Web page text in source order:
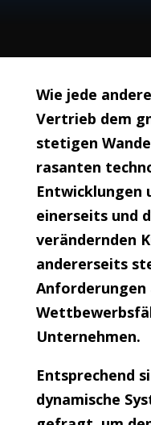
Wie jede
Vertrieb dem
stetigen
rasanten
Entwicklungen
einerseits und
verändernden
andererseits
Anforderungen
Unternehmen.
Entsprechend
dynamische